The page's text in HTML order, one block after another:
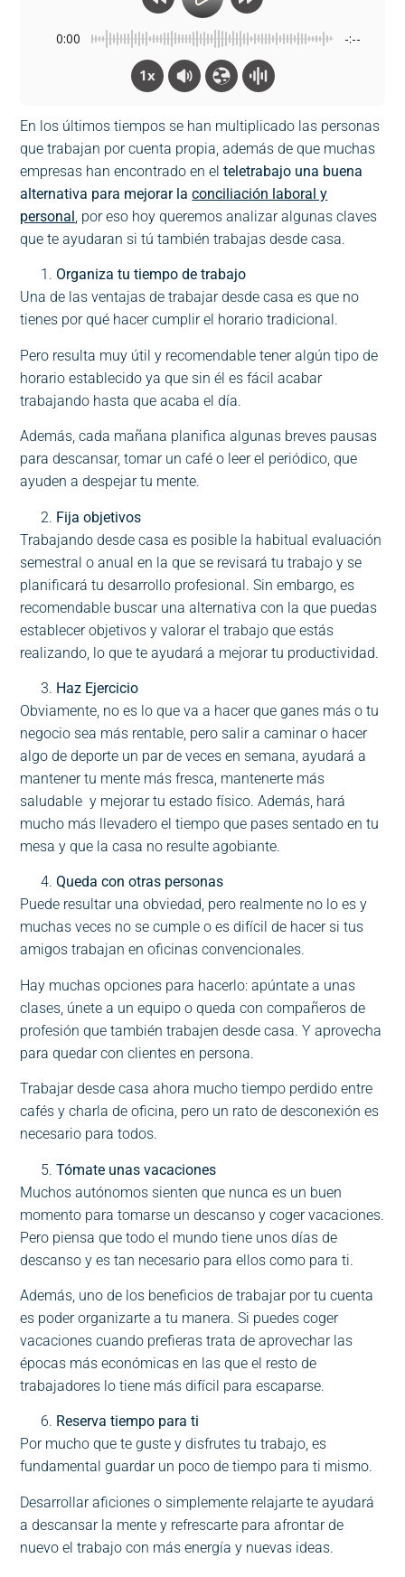
0:00 -:--
1x
En los últimos tiempos se han multiplicado las personas
que trabajan por cuenta propia, además de que muchas
empresas han encontrado en elteletrabajo una buena
alternativa para mejorar laconciliación laboral y
personal, por eso hoy queremos analizar algunas claves
que te ayudaran si tú también trabajas desde casa.
Organiza tu tiempo de trabajo
Una de las ventajas de trabajar desde casa es que no
tienes por qué hacer cumplir el horario tradicional.
Pero resulta muy útil y recomendable tener algún tipo de
horario establecido ya que sin él es fácil acabar
trabajando hasta que acaba el día.
Además, cada mañana planifica algunas breves pausas
para descansar, tomar un café o leer el periódico, que
ayuden a despejar tu mente.
Fija objetivos
Trabajando desde casa es posible la habitual evaluación
semestral o anual en la que se revisará tu trabajo y se
planificará tu desarrollo profesional. Sin embargo, es
recomendable buscar una alternativa con la que puedas
establecer objetivos y valorar el trabajo que estás
realizando, lo que te ayudará a mejorar tu productividad.
Haz Ejercicio
Obviamente, no es lo que va a hacer que ganes más o tu
negocio sea más rentable, pero salir a caminar o hacer
algo de deporte un par de veces en semana, ayudará a
mantener tu mente más fresca, mantenerte más
saludable y mejorar tu estado físico. Además, hará
mucho más llevadero el tiempo que pases sentado en tu
mesa y que la casa no resulte agobiante.
Queda con otras personas
Puede resultar una obviedad, pero realmente no lo es y
muchas veces no se cumple o es difícil de hacer si tus
amigos trabajan en oficinas convencionales.
Hay muchas opciones para hacerlo: apúntate a unas
clases, únete a un equipo o queda con compañeros de
profesión que también trabajen desde casa. Y aprovecha
para quedar con clientes en persona.
Trabajar desde casa ahora mucho tiempo perdido entre
cafés y charla de oficina, pero un rato de desconexión es
necesario para todos.
Tómate unas vacaciones
Muchos autónomos sienten que nunca es un buen
momento para tomarse un descanso y coger vacaciones.
Pero piensa que todo el mundo tiene unos días de
descanso y es tan necesario para ellos como para ti.
Además, uno de los beneficios de trabajar por tu cuenta
es poder organizarte a tu manera. Si puedes coger
vacaciones cuando prefieras trata de aprovechar las
épocas más económicas en las que el resto de
trabajadores lo tiene más difícil para escaparse.
Reserva tiempo para ti
Por mucho que te guste y disfrutes tu trabajo, es
fundamental guardar un poco de tiempo para ti mismo.
Desarrollar aficiones o simplemente relajarte te ayudará
a descansar la mente y refrescarte para afrontar de
nuevo el trabajo con más energía y nuevas ideas.